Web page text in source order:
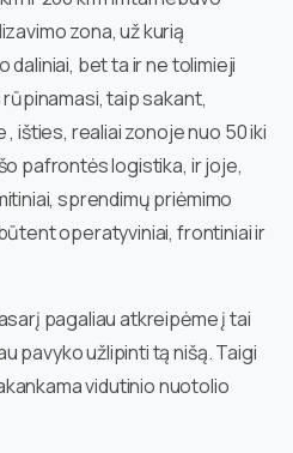
zona, už kurią
bet ta ir ne tolimieji
taip sakant,
išties, realiai zonoje nuo 50 iki
pafrontės logistika, ir joje,
sprendimų priėmimo
operatyviniai, frontiniai ir
pagaliau atkreipėme į tai
pavyko užlipinti tą nišą. Taigi
vidutinio nuotolio